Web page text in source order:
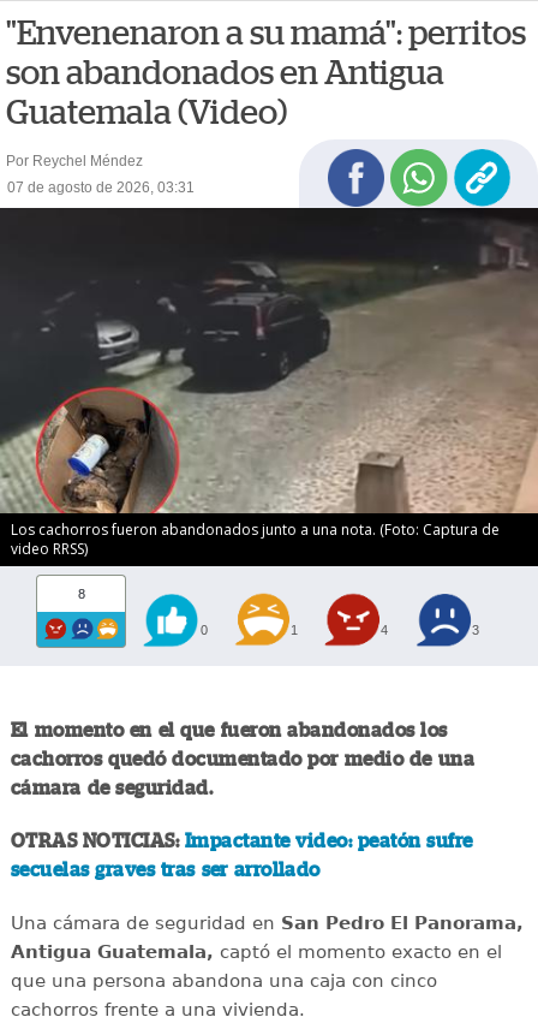
"Envenenaron a su mamá": perritos
son abandonados en Antigua
Guatemala (Video)
Por Reychel Méndez
07 de agosto de 2026, 03:31
Los cachorros fueron abandonados junto a una nota. (Foto: Captura de
video RRSS)
8
0 1 4 3
El momento en el que fueron abandonados los
cachorros quedó documentado por medio de una
cámara de seguridad.
OTRAS NOTICIAS: Impactante video: peatón sufre
secuelas graves tras ser arrollado
Una cámara de seguridad en San Pedro El Panorama,
Antigua Guatemala, captó el momento exacto en el
que una persona abandona una caja con cinco
cachorros frente a una vivienda.